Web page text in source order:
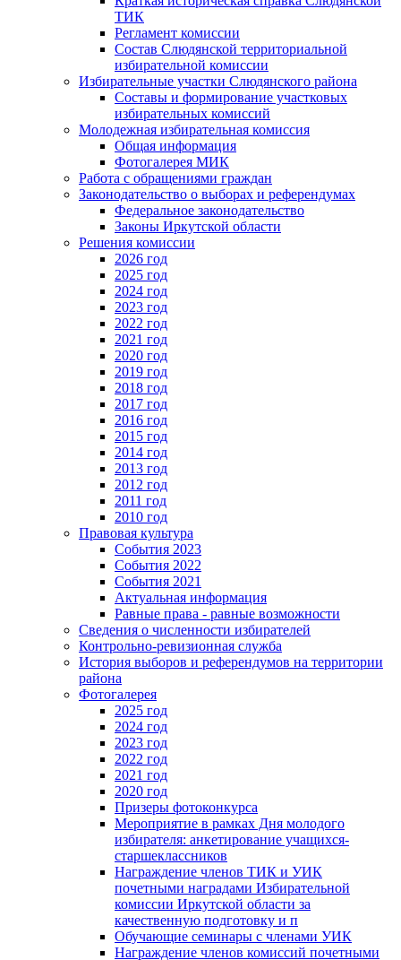
ТИК
Регламент комиссии
Состав Слюдянской территориальной
избирательной комиссии
Избирательные участки Слюдянского района
Составы и формирование участковых
избирательных комиссий
Молодежная избирательная комиссия
Общая информация
Фотогалерея МИК
Работа с обращениями граждан
Законодательство о выборах и референдумах
Федеральное законодательство
Законы Иркутской области
Решения комиссии
2026 год
2025 год
2024 год
2023 год
2022 год
2021 год
2020 год
2019 год
2018 год
2017 год
2016 год
2015 год
2014 год
2013 год
2012 год
2011 год
2010 год
Правовая культура
События 2023
События 2022
События 2021
Актуальная информация
Равные права - равные возможности
Сведения о численности избирателей
Контрольно-ревизионная служба
История выборов и референдумов на территории
района
Фотогалерея
2025 год
2024 год
2023 год
2022 год
2021 год
2020 год
Призеры фотоконкурса
Мероприятие в рамках Дня молодого
избирателя: анкетирование учащихся-
старшеклассников
Награждение членов ТИК и УИК
почетными наградами Избирательной
комиссии Иркутской области за
качественную подготовку и п
Обучающие семинары с членами УИК
Награждение членов комиссий почетными